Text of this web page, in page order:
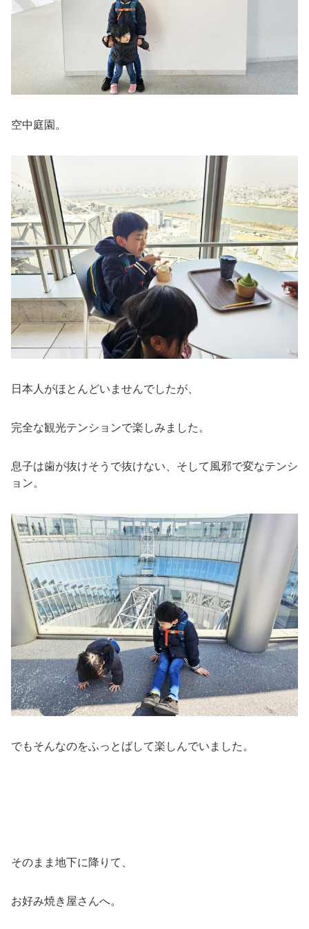
空中庭園。
日本人がほとんどいませんでしたが、
完全な観光テンションで楽しみました。
息子は歯が抜けそうで抜けない、そして風邪で変なテンシ
ョン。
でもそんなのをふっとばして楽しんでいました。
そのまま地下に降りて、
お好み焼き屋さんへ。